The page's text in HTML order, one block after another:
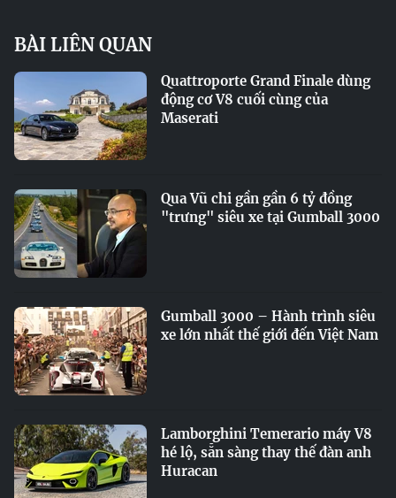
BÀI LIÊN QUAN
Quattroporte Grand Finale dùng
động cơ V8 cuối cùng của
Maserati
Qua Vũ chi gần gần 6 tỷ đồng
"trưng" siêu xe tại Gumball 3000
Gumball 3000 – Hành trình siêu
xe lớn nhất thế giới đến Việt Nam
Lamborghini Temerario máy V8
hé lộ, sẵn sàng thay thế đàn anh
Huracan